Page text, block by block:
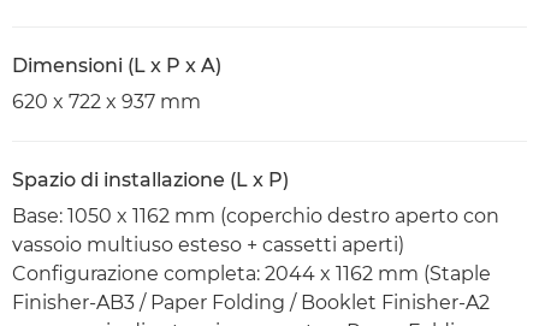
Dimensioni (L x P x A)
620 x 722 x 937 mm
Spazio di installazione (L x P)
Base: 1050 x 1162 mm (coperchio destro aperto con
vassoio multiuso esteso + cassetti aperti)
Configurazione completa: 2044 x 1162 mm (Staple
Finisher-AB3 / Paper Folding / Booklet Finisher-A2